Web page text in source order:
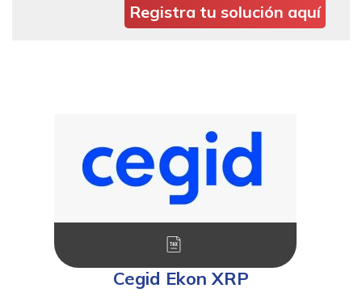
Registra tu solución aquí
Cegid Ekon XRP